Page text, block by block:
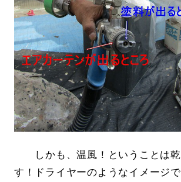
しかも、温風！ということは乾
す！ドライヤーのようなイメー